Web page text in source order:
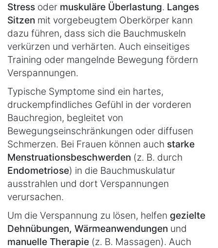
Stress oder muskuläre Überlastung. Langes
Sitzen mit vorgebeugtem Oberkörper kann
dazu führen, dass sich die Bauchmuskeln
verkürzen und verhärten. Auch einseitiges
Training oder mangelnde Bewegung fördern
Verspannungen.
Typische Symptome sind ein hartes,
druckempfindliches Gefühl in der vorderen
Bauchregion, begleitet von
Bewegungseinschränkungen oder diffusen
Schmerzen. Bei Frauen können auch starke
Menstruationsbeschwerden (z. B. durch
Endometriose) in die Bauchmuskulatur
ausstrahlen und dort Verspannungen
verursachen.
Um die Verspannung zu lösen, helfen gezielte
Dehnübungen, Wärmeanwendungen und
manuelle Therapie (z. B. Massagen). Auch